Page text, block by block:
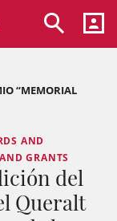
“MEMORIAL
AND
GRANTS
del
Queralt